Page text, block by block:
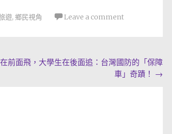
遊, 鄉民視角 Leave a comment
前面飛，大學生在後面追：台灣國防的「保障
車」奇蹟！ →